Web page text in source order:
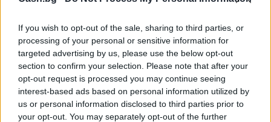
If you wish to opt-out of the sale, sharing to third parties, or
processing of your personal or sensitive information for
targeted advertising by us, please use the below opt-out
section to confirm your selection. Please note that after your
opt-out request is processed you may continue seeing
interest-based ads based on personal information utilized by
us or personal information disclosed to third parties prior to
your opt-out. You may separately opt-out of the further
Изкуствен интелект за първи път
създаде нови жизнеспособни вируси
07.08.2026 / 15:30